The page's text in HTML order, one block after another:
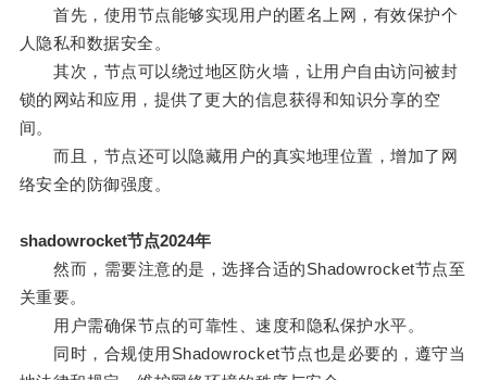
首先，使用节点能够实现用户的匿名上网，有效保护个
人隐私和数据安全。
其次，节点可以绕过地区防火墙，让用户自由访问被封
锁的网站和应用，提供了更大的信息获得和知识分享的空
间。
而且，节点还可以隐藏用户的真实地理位置，增加了网
络安全的防御强度。
shadowrocket节点2024年
然而，需要注意的是，选择合适的Shadowrocket节点至
关重要。
用户需确保节点的可靠性、速度和隐私保护水平。
同时，合规使用Shadowrocket节点也是必要的，遵守当